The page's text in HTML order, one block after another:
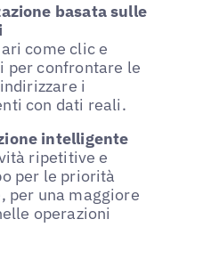
basata sulle
come clic e
per confrontare le
i
con dati reali.
intelligente
ripetitive e
per le priorità
per una maggiore
operazioni